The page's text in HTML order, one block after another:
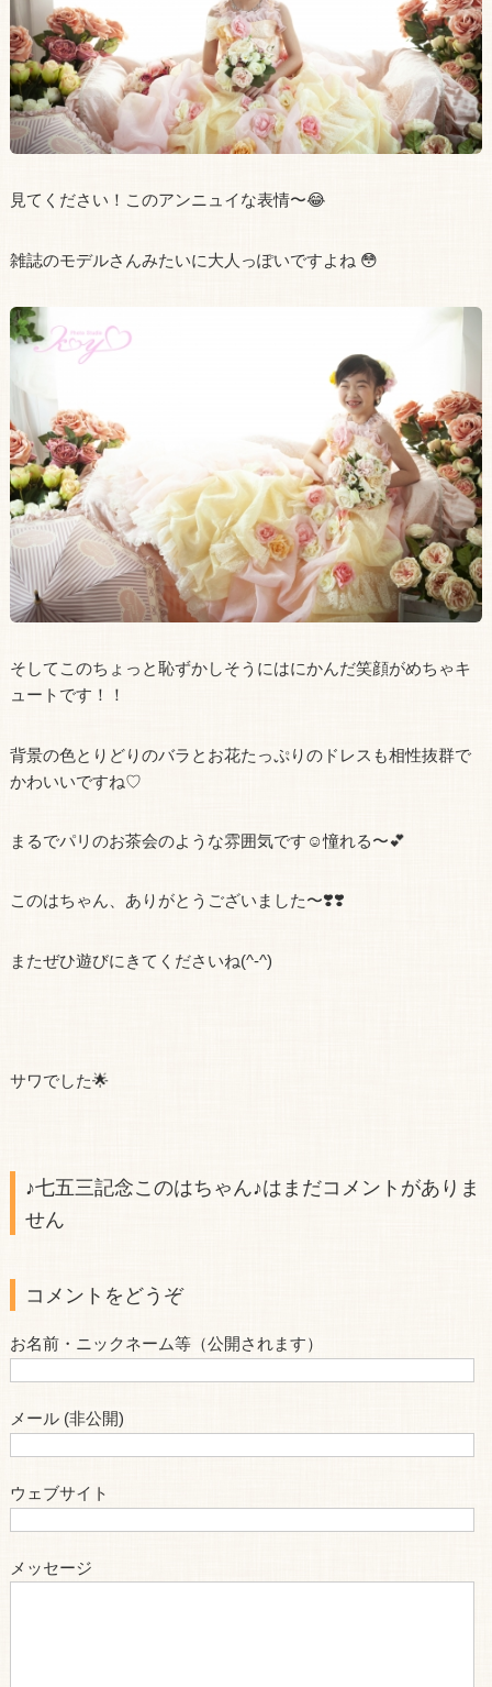
見てください！このアンニュイな表情〜😂
雑誌のモデルさんみたいに大人っぽいですよね 😳
そしてこのちょっと恥ずかしそうにはにかんだ笑顔がめちゃキ
ュートです！！
背景の色とりどりのバラとお花たっぷりのドレスも相性抜群で
かわいいですね♡
まるでパリのお茶会のような雰囲気です☺️憧れる〜💕
このはちゃん、ありがとうございました〜❣️❣️
またぜひ遊びにきてくださいね(^-^)
サワでした🌟
♪七五三記念このはちゃん♪はまだコメントがありま
せん
コメントをどうぞ
お名前・ニックネーム等（公開されます）
メール (非公開)
ウェブサイト
メッセージ